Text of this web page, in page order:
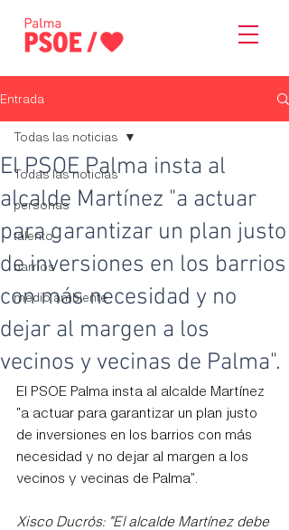
Entrada
Todas las noticias
personas
talento
barrios
medio ambiente
Todas las noticias
El PSOE Palma insta al
alcalde Martínez "a actuar
para garantizar un plan justo
de inversiones en los barrios
con más necesidad y no
dejar al margen a los
vecinos y vecinas de Palma".
El PSOE Palma insta al alcalde Martínez
"a actuar para garantizar un plan justo
de inversiones en los barrios con más
necesidad y no dejar al margen a los
vecinos y vecinas de Palma".
Xisco Ducrós: "El alcalde Martínez debe